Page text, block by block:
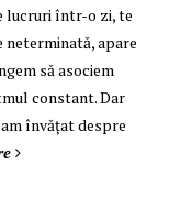
lucruri într-o zi, te
neterminată, apare
să asociem
constant. Dar
învățat despre